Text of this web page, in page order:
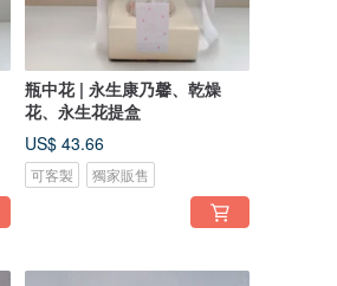
瓶中花 | 永生康乃馨、乾燥
花、永生花提盒
US$ 43.66
可客製 獨家販售